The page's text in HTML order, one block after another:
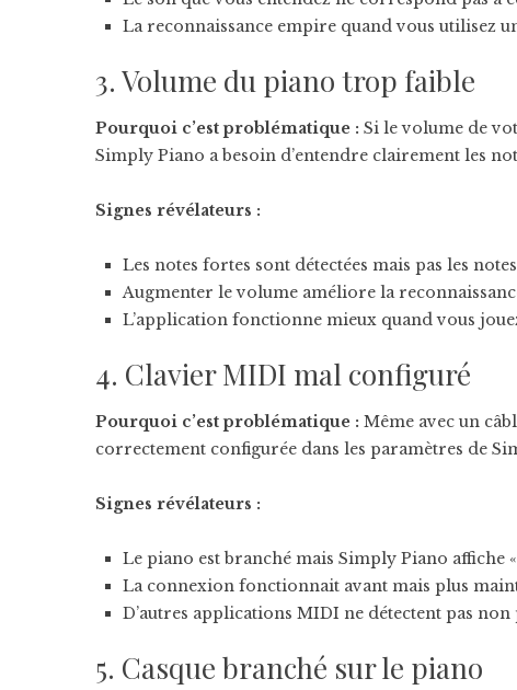
La reconnaissance empire quand vous utilisez
3. Volume du piano trop faible
Pourquoi c’est problématique : Si le volume de
Simply Piano a besoin d’entendre clairement les
Signes révélateurs :
Les notes fortes sont détectées mais pas les
Augmenter le volume améliore la
L’application fonctionne mieux quand vous
4. Clavier MIDI mal configuré
Pourquoi c’est problématique : Même avec un
correctement configurée dans les paramètres de
Signes révélateurs :
Le piano est branché mais Simply Piano affiche
La connexion fonctionnait avant mais plus
D’autres applications MIDI ne détectent pas
5. Casque branché sur le piano